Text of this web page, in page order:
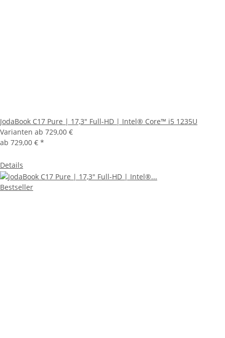
JodaBook C17 Pure | 17,3" Full-HD | Intel® Core™ i5 1235U
Varianten ab 729,00 €
ab 729,00 € *
Details
Bestseller